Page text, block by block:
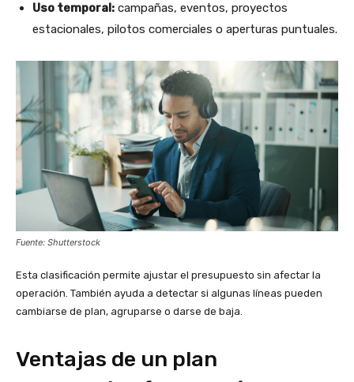
Uso temporal: campañas, eventos, proyectos
estacionales, pilotos comerciales o aperturas puntuales.
Fuente: Shutterstock
Esta clasificación permite ajustar el presupuesto sin afectar la
operación. También ayuda a detectar si algunas líneas pueden
cambiarse de plan, agruparse o darse de baja.
Ventajas de un plan